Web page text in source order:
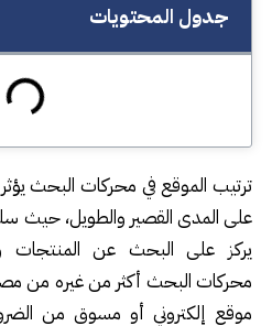
جدول المحتويات
ترتيب الموقع في محركات البحث
على المدى القصير والطويل، حيث
يركز على البحث عن المنتجات
محركات البحث أكثر من غيره من
موقع إلكتروني أو مسوق من